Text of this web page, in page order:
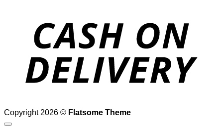
Copyright 2026 © Flatsome Theme